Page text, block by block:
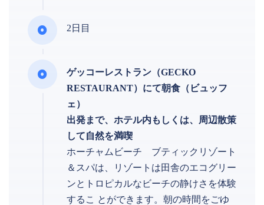
2日目
ゲッコーレストラン（GECKO
RESTAURANT）にて朝食（ビュッフ
ェ）
出発まで、ホテル内もしくは、周辺散策
して自然を満喫
ホーチャムビーチ ブティックリゾート
＆スパは、リゾートは田舎のエコグリー
ンとトロピカルなビーチの静けさを体験
するこ とができます。朝の時間をごゆ